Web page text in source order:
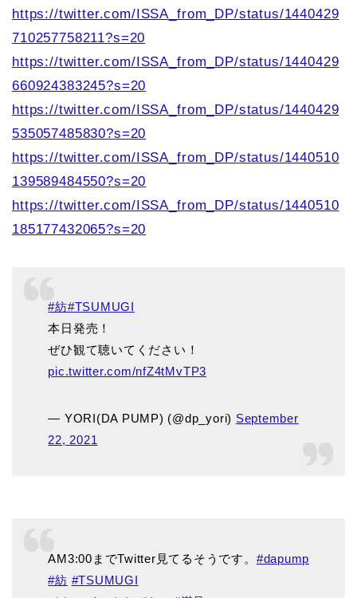
https://twitter.com/ISSA_from_DP/status/1440429
710257758211?s=20
https://twitter.com/ISSA_from_DP/status/1440429
660924383245?s=20
https://twitter.com/ISSA_from_DP/status/1440429
535057485830?s=20
https://twitter.com/ISSA_from_DP/status/1440510
139589484550?s=20
https://twitter.com/ISSA_from_DP/status/1440510
185177432065?s=20
#紡#TSUMUGI
本日発売！
ぜひ観て聴いてください！
pic.twitter.com/nfZ4tMvTP3
— YORI(DA PUMP) (@dp_yori) September
22, 2021
AM3:00までTwitter見てるそうです。 #dapump
#紡 #TSUMUGI